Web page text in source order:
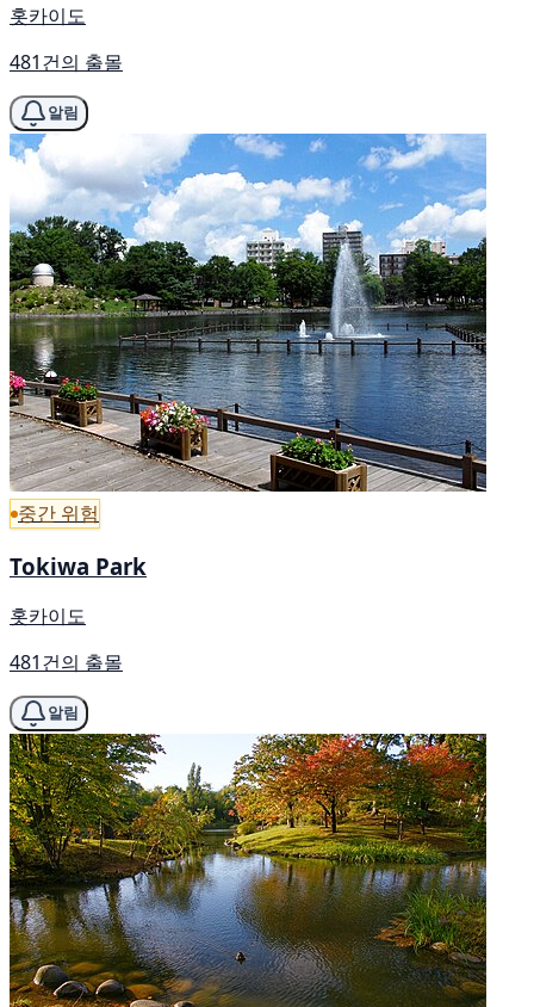
홋카이도
481건의 출몰
알림
중간 위험
Tokiwa Park
홋카이도
481건의 출몰
알림